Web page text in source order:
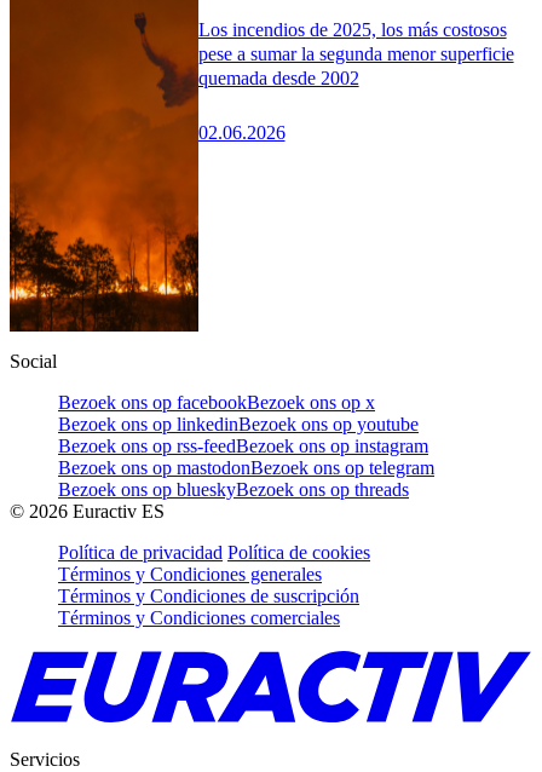
Los incendios de 2025, los más costosos
pese a sumar la segunda menor superficie
quemada desde 2002
02.06.2026
Social
Bezoek ons op facebookBezoek ons op x
Bezoek ons op linkedinBezoek ons op youtube
Bezoek ons op rss-feedBezoek ons op instagram
Bezoek ons op mastodonBezoek ons op telegram
Bezoek ons op blueskyBezoek ons op threads
© 2026 Euractiv ES
Política de privacidad Política de cookies
Términos y Condiciones generales
Términos y Condiciones de suscripción
Términos y Condiciones comerciales
Servicios